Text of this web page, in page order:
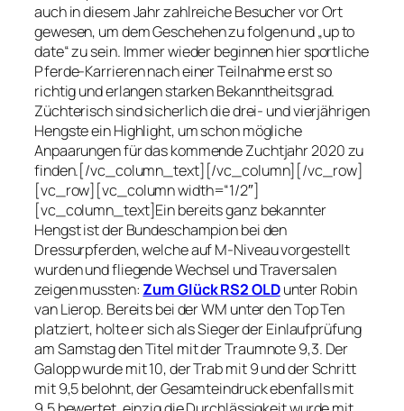
auch in diesem Jahr zahlreiche Besucher vor Ort
gewesen, um dem Geschehen zu folgen und „up to
date“ zu sein. Immer wieder beginnen hier sportliche
Pferde-Karrieren nach einer Teilnahme erst so
richtig und erlangen starken Bekanntheitsgrad.
Züchterisch sind sicherlich die drei- und vierjährigen
Hengste ein Highlight, um schon mögliche
Anpaarungen für das kommende Zuchtjahr 2020 zu
finden.[/vc_column_text][/vc_column][/vc_row]
[vc_row][vc_column width=“1/2″]
[vc_column_text]Ein bereits ganz bekannter
Hengst ist der Bundeschampion bei den
Dressurpferden, welche auf M-Niveau vorgestellt
wurden und fliegende Wechsel und Traversalen
zeigen mussten: Zum Glück RS2 OLDunter Robin
van Lierop. Bereits bei der WM unter den Top Ten
platziert, holte er sich als Sieger der Einlaufprüfung
am Samstag den Titel mit der Traumnote 9,3. Der
Galopp wurde mit 10, der Trab mit 9 und der Schritt
mit 9,5 belohnt, der Gesamteindruck ebenfalls mit